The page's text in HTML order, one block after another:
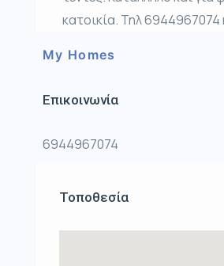
κατοικία. Τηλ
My Homes
Επικοινωνία
6944967074
Τοποθεσία